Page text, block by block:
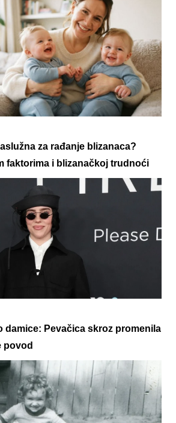
za rađanje blizanaca?
faktorima i blizanačkoj trudnoći
damice: Pevačica skroz promenila
povod